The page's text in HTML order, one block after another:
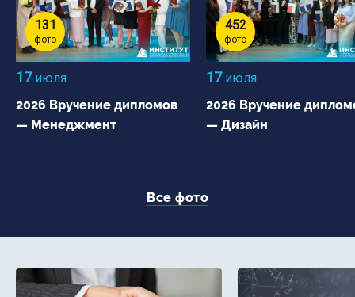
131
фото
17июля
2026 Вручение дипломов
— Менеджмент
452
фото
17июля
2026 Вручение
— Дизайн
Все фото